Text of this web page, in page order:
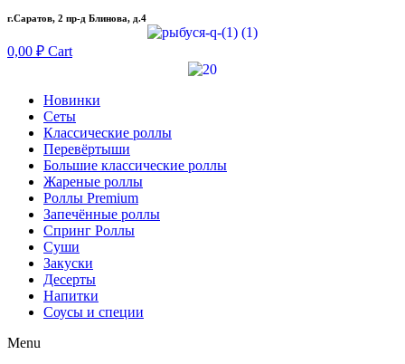
г.Саратов, 2 пр-д Блинова, д.4
0,00 ₽ Cart
Новинки
Сеты
Классические роллы
Перевёртыши
Большие классические роллы
Жареные роллы
Роллы Premium
Запечённые роллы
Спринг Роллы
Суши
Закуски
Десерты
Напитки
Соусы и специи
Menu